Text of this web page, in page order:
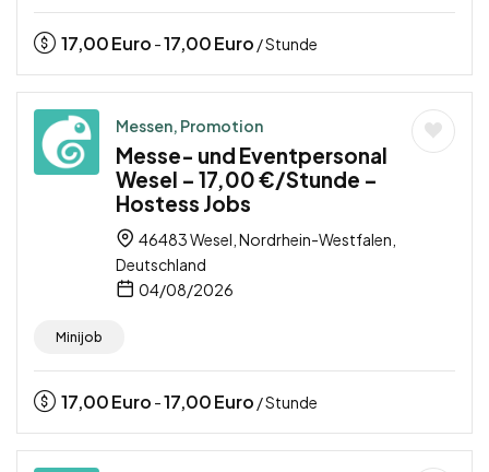
17,00Euro -17,00Euro / Stunde
Messen, Promotion
Messe- und Eventpersonal
Wesel – 17,00 €/Stunde –
Hostess Jobs
46483 Wesel, Nordrhein-Westfalen,
Deutschland
04/08/2026
Minijob
17,00Euro -17,00Euro / Stunde